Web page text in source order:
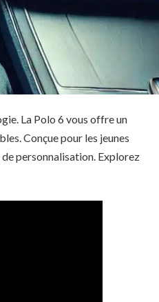
La Polo 6 vous offre un
Conçue pour les jeunes
personnalisation. Explorez